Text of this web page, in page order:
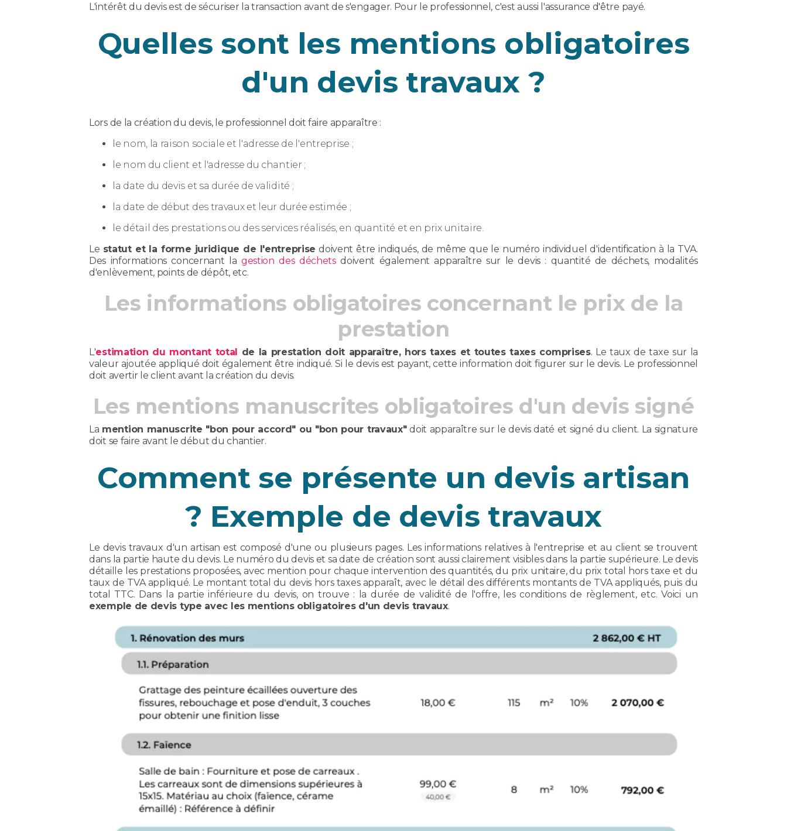
L'intérêt du devis est de sécuriser la transaction avant de s'engager. Pour le professionnel, c'est aussi l'assurance d'être payé.
Quelles sont les mentions obligatoires
d'un devis travaux ?
Lors de la création du devis, le professionnel doit faire apparaître :
le nom, la raison sociale et l'adresse de l'entreprise ;
le nom du client et l'adresse du chantier ;
la date du devis et sa durée de validité ;
la date de début des travaux et leur durée estimée ;
le détail des prestations ou des services réalisés, en quantité et en prix unitaire.
Le statut et la forme juridique de l'entreprise doivent être indiqués, de même que le numéro individuel d'identification à la TVA.
Des informations concernant la gestion des déchetsdoivent également apparaître sur le devis : quantité de déchets, modalités
d'enlèvement, points de dépôt, etc.
Les informations obligatoires concernant le prix de la
prestation
L'estimation du montant total de la prestation doit apparaître, hors taxes et toutes taxes comprises. Le taux de taxe sur la
valeur ajoutée appliqué doit également être indiqué. Si le devis est payant, cette information doit figurer sur le devis. Le professionnel
doit avertir le client avant la création du devis.
Les mentions manuscrites obligatoires d'un devis signé
La mention manuscrite "bon pour accord" ou "bon pour travaux"doit apparaître sur le devis daté et signé du client. La signature
doit se faire avant le début du chantier.
Comment se présente un devis artisan
? Exemple de devis travaux
Le devis travaux d'un artisan est composé d'une ou plusieurs pages. Les informations relatives à l'entreprise et au client se trouvent
dans la partie haute du devis. Le numéro du devis et sa date de création sont aussi clairement visibles dans la partie supérieure. Le devis
détaille les prestations proposées, avec mention pour chaque intervention des quantités, du prix unitaire, du prix total hors taxe et du
taux de TVA appliqué. Le montant total du devis hors taxes apparaît, avec le détail des différents montants de TVA appliqués, puis du
total TTC. Dans la partie inférieure du devis, on trouve : la durée de validité de l'offre, les conditions de règlement, etc. Voici un
exemple de devis type avec les mentions obligatoires d'un devis travaux.